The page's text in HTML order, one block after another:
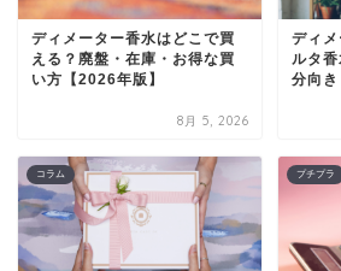
ディメーター香水はどこで買
える？廃盤・在庫・お得な買
い方【2026年版】
8月 5, 2026
ディ
ルタ
分向き
コラム プチプラ